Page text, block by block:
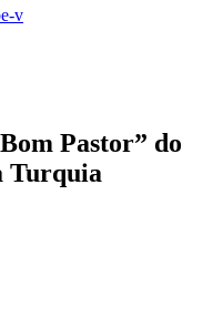
v
Pastor” do
Turquia